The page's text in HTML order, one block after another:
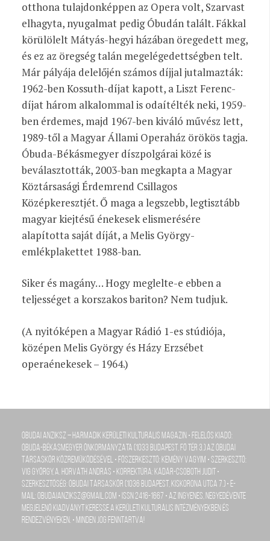
otthona tulajdonképpen az Opera volt, Szarvast
elhagyta, nyugalmat pedig Óbudán talált. Fákkal
körülölelt Mátyás-hegyi házában öregedett meg,
és ez az öregség talán megelégedettségben telt.
Már pályája delelőjén számos díjjal jutalmazták:
1962-ben Kossuth-díjat kapott, a Liszt Ferenc-
díjat három alkalommal is odaítélték neki, 1959-
ben érdemes, majd 1967-ben kiváló művész lett,
1989-től a Magyar Állami Operaház örökös tagja.
Óbuda-Békásmegyer díszpolgárai közé is
beválasztották, 2003-ban megkapta a Magyar
Köztársasági Érdemrend Csillagos
Középkeresztjét. Ő maga a legszebb, legtisztább
magyar kiejtésű énekesek elismerésére
alapította saját díját, a Melis György-
emlékplakettet 1988-ban.
Siker és magány… Hogy meglelte-e ebben a
teljességet a korszakos bariton? Nem tudjuk.
(A nyitóképen a Magyar Rádió 1-es stúdiója,
középen Melis György és Házy Erzsébet
operaénekesek – 1964.)
Óbudai Anziksz – Harmadik kerületi kulturális magazin • Felelős kiadó:
Óbuda-Békásmegyer Önkormányzata (1033 Budapest, Fő tér 3.) az Óbudai
Társaskör közreműködésével • Főszerkesztő: Kemény Vagyim • szerkesztő:
Vig György, A. Horváth András • Korrektúra: Kádár-Csoboth Judit •
szerkesztőség: Óbudai Társaskör (1036 Budapest, Kiskorona utca 7.) • e-
mail: obudaianziksz@gmail.com • ISSN 2416-1667 • Az ingyenes, negyedévente
megjelenő kiadványt keresse a kerületi kulturális intézményekben és
rendezvényeken. • Minden jog fenntartva!